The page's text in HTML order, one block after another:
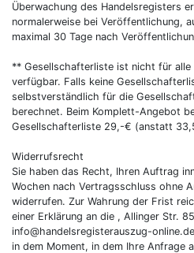
Überwachung des Handelsregisters
normalerweise bei Veröffentlichung,
maximal 30 Tage nach
** Gesellschafterliste ist nicht für alle
verfügbar. Falls keine
selbstverständlich für die
berechnet. Beim Komplett-Angebot
Gesellschafterliste 29,-€ (anstatt
Widerrufsrecht
Sie haben das Recht, Ihren Auftrag
Wochen nach Vertragsschluss ohne
widerrufen. Zur Wahrung der Frist
einer Erklärung an die , Allinger Str.
info@handelsregisterauszug-
in dem Moment, in dem Ihre Anfrage